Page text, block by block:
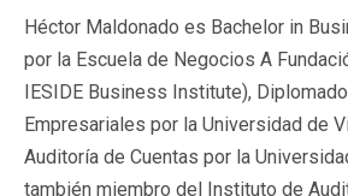
Héctor Maldonado es Bachelor in
por la Escuela de Negocios A
IESIDE Business Institute),
Empresariales por la Universidad de
Auditoría de Cuentas por la
también miembro del Instituto de